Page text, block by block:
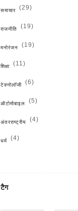
समाचार (29)
राजनीति (19)
मनोरंजन (19)
शिक्षा (11)
टेक्नोलॉजी (6)
ऑटोमोबाइल (5)
अंतरराष्ट्रीय (4)
धर्म (4)
टैग